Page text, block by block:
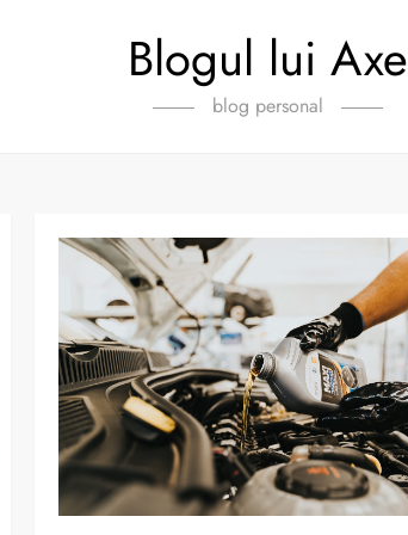
Blogul lui Axe
blog personal